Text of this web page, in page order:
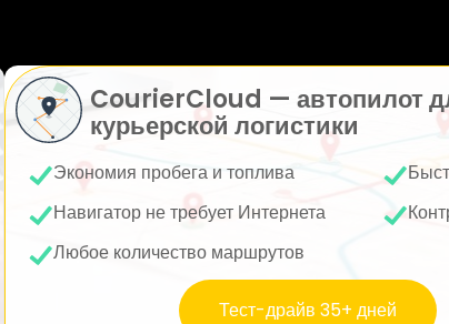
CourierCloud — автопилот
курьерской логистики
Экономия пробега и топлива
Навигатор не требует Интернета
Любое количество маршрутов
Тест-драйв 35+ дней